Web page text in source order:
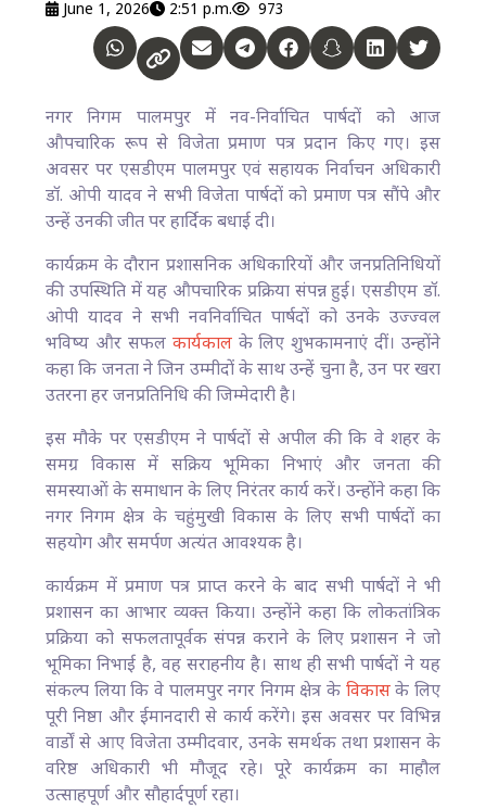
June 1, 2026 2:51 p.m. 973
नगर निगम पालमपुर में नव-निर्वाचित पार्षदों को आज
औपचारिक रूप से विजेता प्रमाण पत्र प्रदान किए गए। इस
अवसर पर एसडीएम पालमपुर एवं सहायक निर्वाचन अधिकारी
डॉ. ओपी यादव ने सभी विजेता पार्षदों को प्रमाण पत्र सौंपे और
उन्हें उनकी जीत पर हार्दिक बधाई दी।
कार्यक्रम के दौरान प्रशासनिक अधिकारियों और जनप्रतिनिधियों
की उपस्थिति में यह औपचारिक प्रक्रिया संपन्न हुई। एसडीएम डॉ.
ओपी यादव ने सभी नवनिर्वाचित पार्षदों को उनके उज्ज्वल
भविष्य और सफल कार्यकाल के लिए शुभकामनाएं दीं। उन्होंने
कहा कि जनता ने जिन उम्मीदों के साथ उन्हें चुना है, उन पर खरा
उतरना हर जनप्रतिनिधि की जिम्मेदारी है।
इस मौके पर एसडीएम ने पार्षदों से अपील की कि वे शहर के
समग्र विकास में सक्रिय भूमिका निभाएं और जनता की
समस्याओं के समाधान के लिए निरंतर कार्य करें। उन्होंने कहा कि
नगर निगम क्षेत्र के चहुंमुखी विकास के लिए सभी पार्षदों का
सहयोग और समर्पण अत्यंत आवश्यक है।
कार्यक्रम में प्रमाण पत्र प्राप्त करने के बाद सभी पार्षदों ने भी
प्रशासन का आभार व्यक्त किया। उन्होंने कहा कि लोकतांत्रिक
प्रक्रिया को सफलतापूर्वक संपन्न कराने के लिए प्रशासन ने जो
भूमिका निभाई है, वह सराहनीय है। साथ ही सभी पार्षदों ने यह
संकल्प लिया कि वे पालमपुर नगर निगम क्षेत्र के विकासके लिए
पूरी निष्ठा और ईमानदारी से कार्य करेंगे। इस अवसर पर विभिन्न
वार्डों से आए विजेता उम्मीदवार, उनके समर्थक तथा प्रशासन के
वरिष्ठ अधिकारी भी मौजूद रहे। पूरे कार्यक्रम का माहौल
उत्साहपूर्ण और सौहार्दपूर्ण रहा।